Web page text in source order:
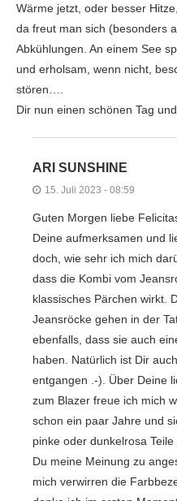
Wärme jetzt, oder besser
da freut man sich (besonders
Abkühlungen. An einem See
und erholsam, wenn nicht,
stören….
Dir nun einen schönen Tag
ARI SUNSHINE
15. Juli 2023 - 08:59
Guten Morgen liebe
Deine aufmerksamen und
doch, wie sehr ich mich
dass die Kombi vom
klassisches Pärchen wirkt.
Jeansröcke gehen in der
ebenfalls, dass sie auch
haben. Natürlich ist Dir
entgangen .-). Über Deine
zum Blazer freue ich mich
schon ein paar Jahre und
pinke oder dunkelrosa
Du meine Meinung zu
mich verwirren die